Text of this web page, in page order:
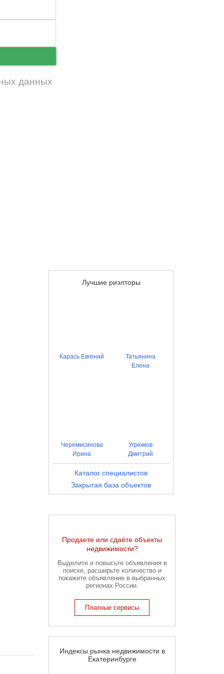
данных
Лучшие риэлторы
Карась Евгений
Татьянина
Елена
Черемисинова
Ирина
Угрюмов
Дмитрий
Каталог специалистов
Закрытая база объектов
Продаете или сдаёте объекты
недвижимости?
Выделите и повысьте объявления в
поиске, расширьте количество и
покажите объявление в выбранных
регионах России.
Платные сервисы
Индексы рынка недвижимости в
Екатеринбурге